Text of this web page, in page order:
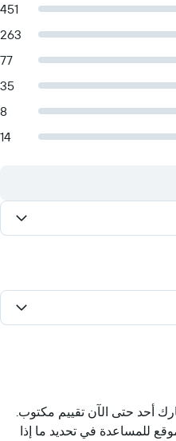
451
263
77
35
8
14
أحد حتى الآن تقييم مكتوب.
للمساعدة في تحديد ما إذا